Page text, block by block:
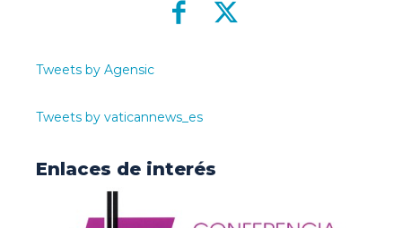
Tweets by Agensic
Tweets by vaticannews_es
Enlaces de interés